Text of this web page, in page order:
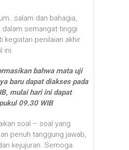
dan bahagia,
semangat tinggi
kegiatan penilaian akhir
ini.
bahwa mata uji
baru dapat diakses pada
mulai hari ini dapat
09.30 WIB.
soal – soal yang
penuh tanggung jawab,
kejujuran. Semoga